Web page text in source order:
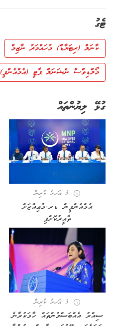
ޓެގު
ކާނަލް (ރިޓަޔާޑް) މުހައްމަދު ނާޒިމް
މޯލްޑިވްސް ނެޝަނަލް ޕާޓީ (އެމްއެންޕީ)
ގުޅޭ ލިޔުންތައް
3 އަހރު ކުރިން
އެމްއެންޕީން ޑރ.މުޢިއްޒަށް
ތާއީދުކޮށްފި
3 އަހރު ކުރިން
ސިއްރު އެއްބަސްވުންތައް ހާމަކުރާނެ